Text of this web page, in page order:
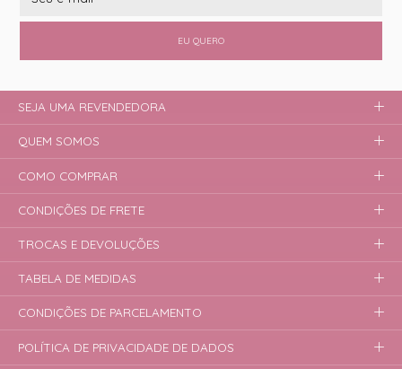
EU QUERO
SEJA UMA REVENDEDORA
QUEM SOMOS
COMO COMPRAR
CONDIÇÕES DE FRETE
TROCAS E DEVOLUÇÕES
TABELA DE MEDIDAS
CONDIÇÕES DE PARCELAMENTO
POLÍTICA DE PRIVACIDADE DE DADOS